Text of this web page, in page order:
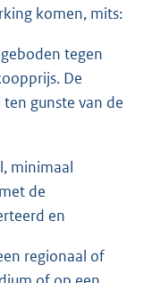
komen, mits:
tegen
De
gunste van de
minimaal
de
en
regionaal of